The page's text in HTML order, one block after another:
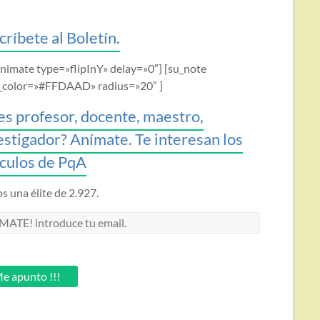
al Boletín.
type=»flipInY» delay=»0″] [su_note
radius=»20″ ]
profesor, docente, maestro,
Anímate. Te interesan los
de PqA
una élite de 2.927.
apunto !!!